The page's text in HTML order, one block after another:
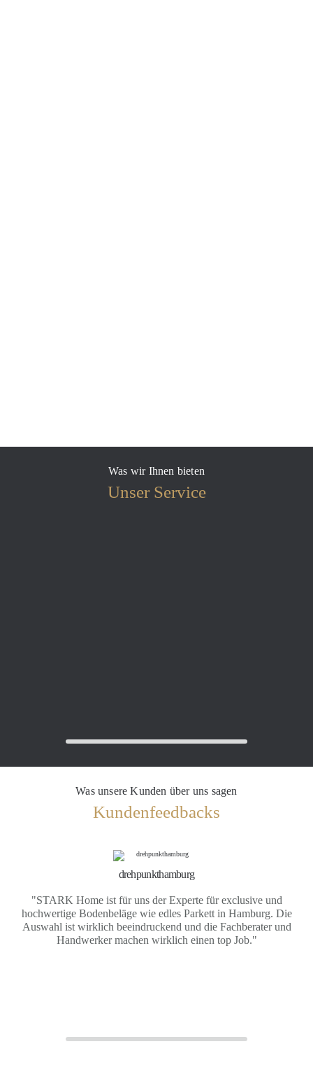
Was wir Ihnen bieten
Unser Service
Was unsere Kunden über uns sagen
Kundenfeedbacks
drehpunkthamburg
"STARK Home ist für uns der Experte für exclusive und
hochwertige Bodenbeläge wie edles Parkett in Hamburg. Die
Auswahl ist wirklich beeindruckend und die Fachberater und
Handwerker machen wirklich einen top Job."